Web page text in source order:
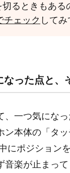
るときもある
チェック してみ
なった点と、
、一つ気にな
ン本体の「タ
にポジション
楽が止まって